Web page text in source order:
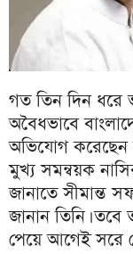
গত তিন দিন ধরে
অবৈধভাবে
অভিযোগ করেছেন
মুখ্য সমন্বয়ক
জানাতে সীমান্ত
জানান তিনি।
পেয়ে আগেই সরে